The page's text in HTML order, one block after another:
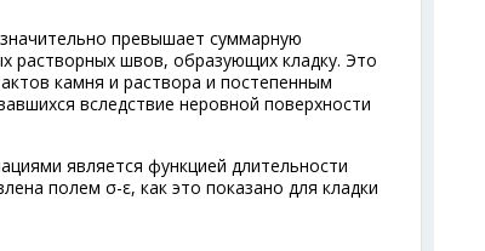
превышает суммарную
растворных швов, образующих кладку. Это
камня и раствора и постепенным
вследствие неровной поверхности
является функцией длительности
полем σ-ε, как это показано для кладки